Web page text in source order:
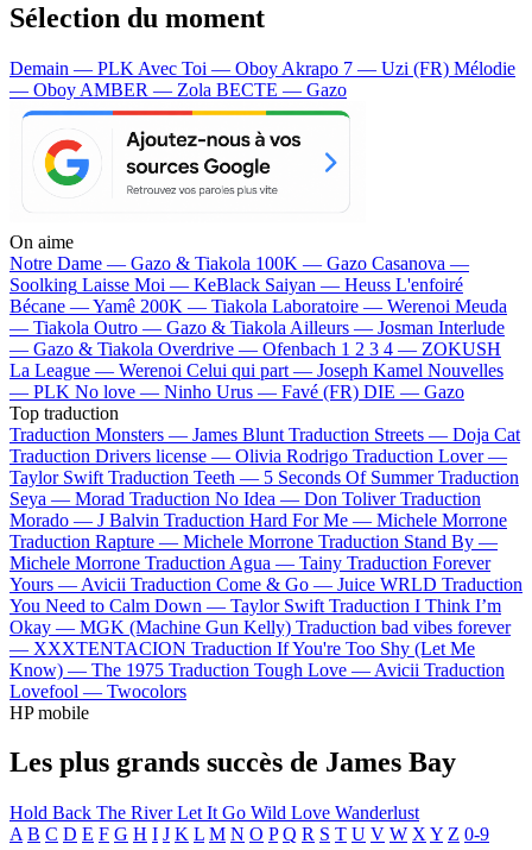
Sélection du moment
Demain — PLK Avec Toi — Oboy Akrapo 7 — Uzi (FR) Mélodie
— Oboy AMBER — Zola BECTE — Gazo
On aime
Notre Dame — Gazo & Tiakola 100K — Gazo Casanova —
Soolking Laisse Moi — KeBlack Saiyan — Heuss L'enfoiré
Bécane —Yamê 200K — Tiakola Laboratoire — Werenoi Meuda
— Tiakola Outro — Gazo & Tiakola Ailleurs — Josman Interlude
— Gazo & Tiakola Overdrive — Ofenbach 1 2 3 4 — ZOKUSH
La League — Werenoi Celui qui part — Joseph Kamel Nouvelles
— PLK No love — Ninho Urus — Favé (FR) DIE — Gazo
Top traduction
Traduction Monsters — James Blunt Traduction Streets — Doja Cat
Traduction Drivers license — Olivia Rodrigo Traduction Lover —
Taylor Swift Traduction Teeth — 5 Seconds Of Summer Traduction
Seya — Morad Traduction No Idea — Don Toliver Traduction
Morado — J Balvin Traduction Hard For Me — Michele Morrone
Traduction Rapture — Michele Morrone Traduction Stand By —
Michele Morrone Traduction Agua — Tainy Traduction Forever
Yours — Avicii Traduction Come & Go — Juice WRLD Traduction
You Need to Calm Down — Taylor Swift Traduction I Think I’m
Okay — MGK (Machine Gun Kelly) Traduction bad vibes forever
— XXXTENTACION Traduction If You're Too Shy (Let Me
Know) — The 1975 Traduction Tough Love — Avicii Traduction
Lovefool — Twocolors
HP mobile
Les plus grands succès de James Bay
Hold Back The RiverLet It Go Wild Love Wanderlust
A B C D E F G H I J K L M N O P Q R S T U V W X Y Z 0-9